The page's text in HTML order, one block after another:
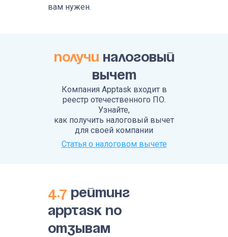
вам нужен.
Получи налоговый
вычет
Компания Apptask входит в
реестр отечественного ПО.
Узнайте,
как получить налоговый вычет
для своей компании
Статья о налоговом вычете
4.7 рейтинг
AppTask по
отзывам